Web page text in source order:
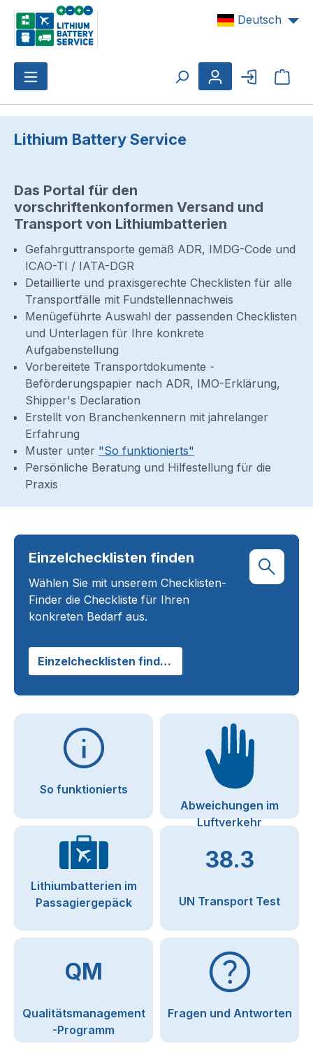
Zum Hauptinhalt springen Deutsch
Lithium Battery Service
Das Portal für den
vorschriftenkonformen Versand und
Transport von Lithiumbatterien
Gefahrguttransporte gemäß ADR, IMDG-Code und
ICAO-TI / IATA-DGR
Detaillierte und praxisgerechte Checklisten für alle
Transportfälle mit Fundstellennachweis
Menügeführte Auswahl der passenden Checklisten
und Unterlagen für Ihre konkrete
Aufgabenstellung
Vorbereitete Transportdokumente -
Beförderungspapier nach ADR, IMO-Erklärung,
Shipper's Declaration
Erstellt von Branchenkennern mit jahrelanger
Erfahrung
Muster unter "So funktionierts"
Persönliche Beratung und Hilfestellung für die
Praxis
Einzelchecklisten finden
Wählen Sie mit unserem Checklisten-
Finder die Checkliste für Ihren
konkreten Bedarf aus.
Einzelchecklisten finden
So funktionierts
Abweichungen im
Luftverkehr
Lithiumbatterien im
Passagiergepäck
38.3
UN Transport Test
QM
Qualitätsmanagement
-Programm
Fragen und Antworten